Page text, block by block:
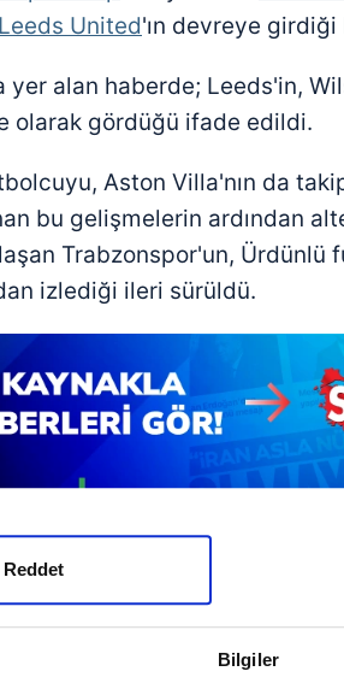
Bilgiler
Reddet
Leeds United'ın devreye
yer alan haberde; Leeds'in,
olarak gördüğü ifade edildi.
Aston Villa'nın da
bu gelişmelerin ardından
Trabzonspor'un, Ürdünlü
izlediği ileri sürüldü.
Haber Girişi